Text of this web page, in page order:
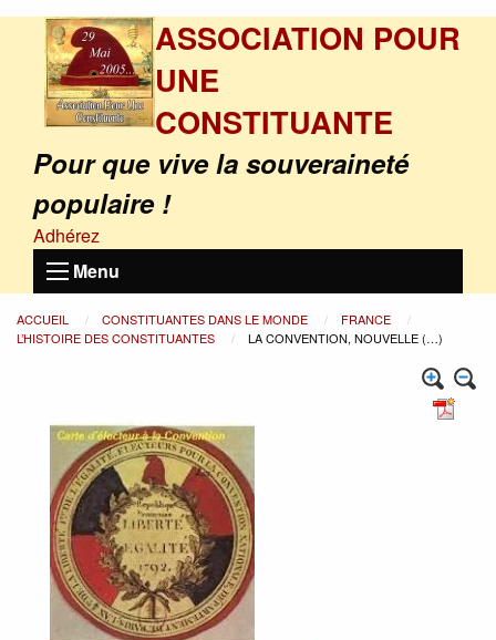
ASSOCIATION POUR
UNE
CONSTITUANTE
Pour que vive la souveraineté
populaire !
Adhérez
Menu
ACCUEIL CONSTITUANTES DANS LE MONDE
FRANCE
L’HISTOIRE DES CONSTITUANTES
LA CONVENTION, NOUVELLE (…)